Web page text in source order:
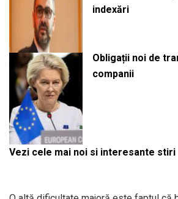
indexări
Obligații noi de
companii
Vezi cele mai noi si interesante stiri